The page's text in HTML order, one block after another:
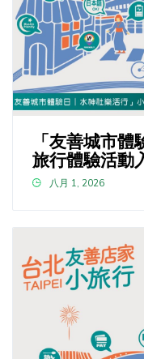
「友善城市
旅行體驗活動
八月 1, 2026